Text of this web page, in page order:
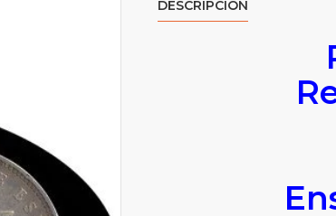
DESCRIPCIÓN